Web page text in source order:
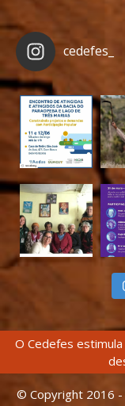
cedefes_
O Cedefes
© Copyright 2016 -